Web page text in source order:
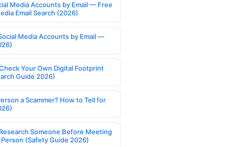
Media Accounts by Email — Free
Email Search (2026)
Media Accounts by Email —
Your Own Digital Footprint
Guide 2026)
a Scammer? How to Tell for
Someone Before Meeting
(Safety Guide 2026)